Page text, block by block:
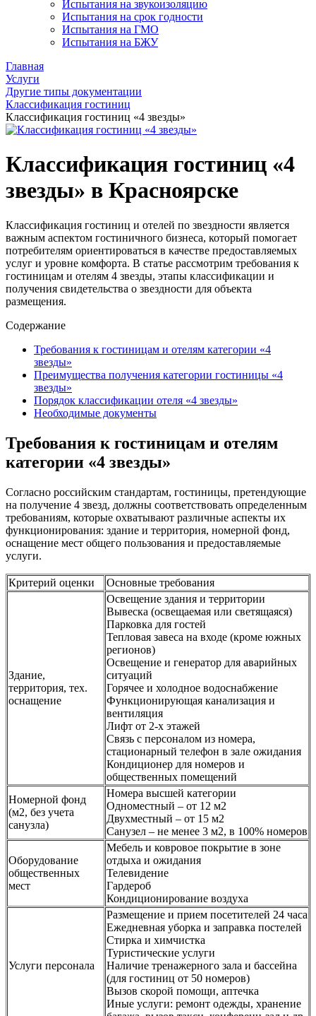
Испытания на звукоизоляцию
Испытания на срок годности
Испытания на ГМО
Испытания на БЖУ
Главная
Услуги
Другие типы документации
Классификация гостиниц
Классификация гостиниц «4 звезды»
Классификация гостиниц «4
звезды» в Красноярске
Классификация гостиниц и отелей по звездности является
важным аспектом гостиничного бизнеса, который помогает
потребителям ориентироваться в качестве предоставляемых
услуг и уровне комфорта. В статье рассмотрим требования к
гостиницам и отелям 4 звезды, этапы классификации и
получения свидетельства о звездности для объекта
размещения.
Содержание
Требования к гостиницам и отелям категории «4
звезды»
Преимущества получения категории гостиницы «4
звезды»
Порядок классификации отеля «4 звезды»
Необходимые документы
Требования к гостиницам и отелям
категории «4 звезды»
Согласно российским стандартам, гостиницы, претендующие
на получение 4 звезд, должны соответствовать определенным
требованиям, которые охватывают различные аспекты их
функционирования: здание и территория, номерной фонд,
оснащение мест общего пользования и предоставляемые
услуги.
Критерий оценки Основные требования
Здание,
территория, тех.
оснащение
Освещение здания и территории
Вывеска (освещаемая или светящаяся)
Парковка для гостей
Тепловая завеса на входе (кроме южных
регионов)
Освещение и генератор для аварийных
ситуаций
Горячее и холодное водоснабжение
Функционирующая канализация и
вентиляция
Лифт от 2-х этажей
Связь с персоналом из номера,
стационарный телефон в зале ожидания
Кондиционер для номеров и
общественных помещений
Номерной фонд
(м2, без учета
санузла)
Номера высшей категории
Одноместный – от 12 м2
Двухместный – от 15 м2
Санузел – не менее 3 м2, в 100% номеров
Оборудование
общественных
мест
Мебель и ковровое покрытие в зоне
отдыха и ожидания
Телевидение
Гардероб
Кондиционирование воздуха
Услуги персонала
Размещение и прием посетителей 24 часа
Ежедневная уборка и заправка постелей
Стирка и химчистка
Туристические услуги
Наличие тренажерного зала и бассейна
(для гостиниц от 50 номеров)
Вызов скорой помощи, аптечка
Иные услуги: ремонт одежды, хранение